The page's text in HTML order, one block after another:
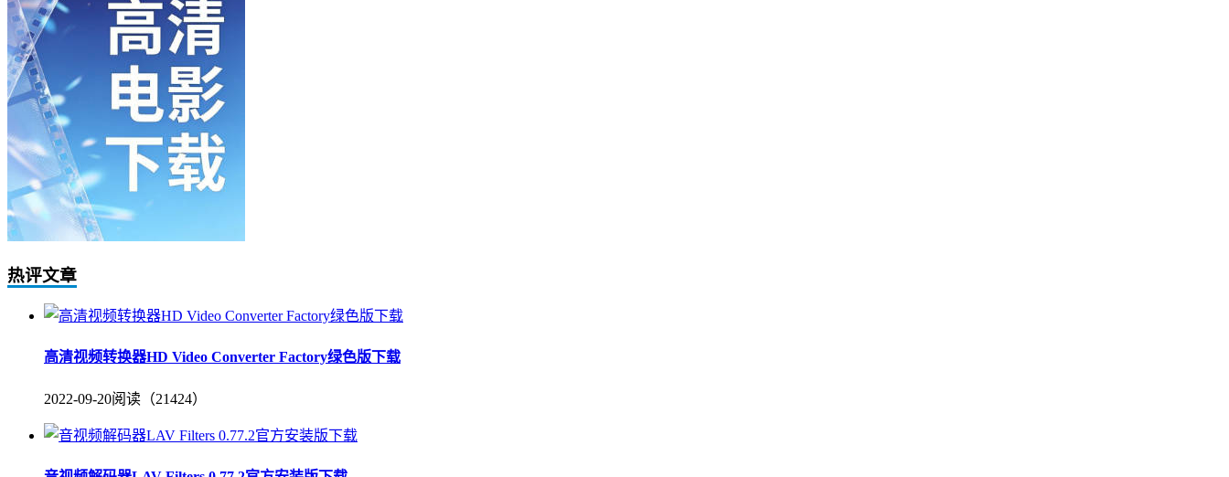
热评文章
高清视频转换器HD Video Converter Factory绿色版下载
2022-09-20阅读（21424）